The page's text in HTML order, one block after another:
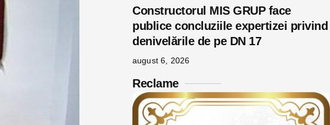
Constructorul MIS GRUP face
publice concluziile expertizei privind
denivelările de pe DN 17
august 6, 2026
Reclame